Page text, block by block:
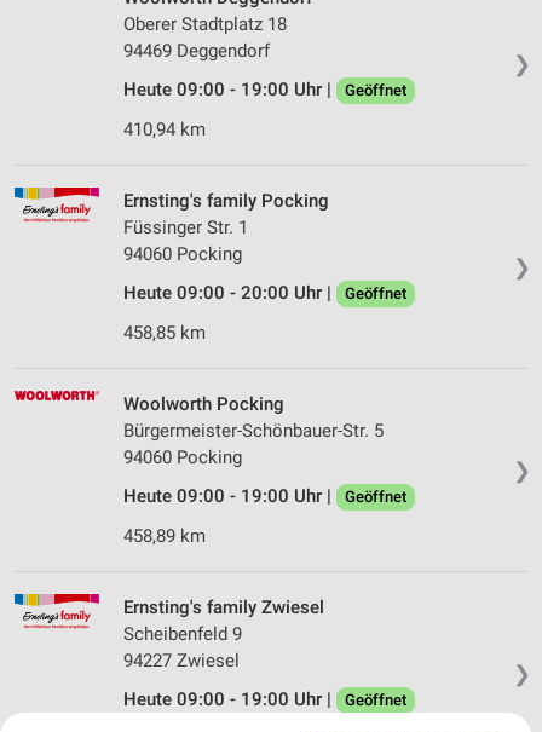
❯
Oberer Stadtplatz 18
94469 Deggendorf
Heute 09:00 - 19:00 Uhr |
Geöffnet
410,94 km
❯
Ernsting's family Pocking
Füssinger Str. 1
94060 Pocking
Heute 09:00 - 20:00 Uhr |
Geöffnet
458,85 km
❯
Woolworth Pocking
Bürgermeister-Schönbauer-Str. 5
94060 Pocking
Heute 09:00 - 19:00 Uhr |
Geöffnet
458,89 km
❯
Ernsting's family Zwiesel
Scheibenfeld 9
94227 Zwiesel
Heute 09:00 - 19:00 Uhr |
Geöffnet